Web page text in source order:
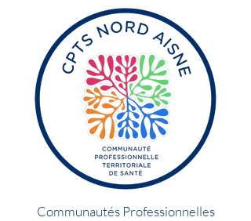
Communautés Professionnelles